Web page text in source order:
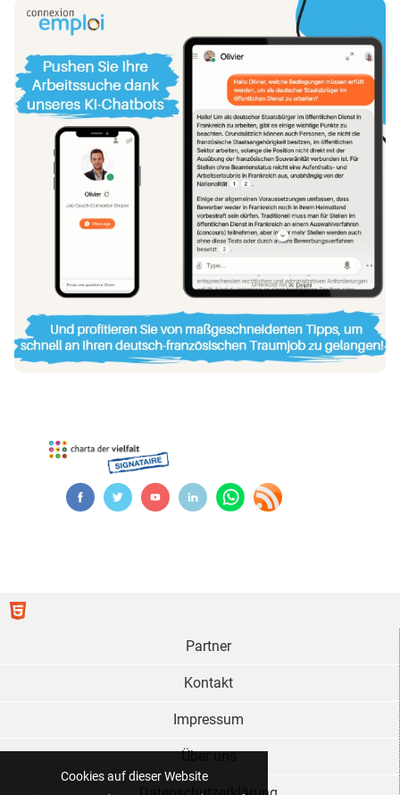
Cookies auf dieser Website
Partner
Kontakt
Impressum
Über uns